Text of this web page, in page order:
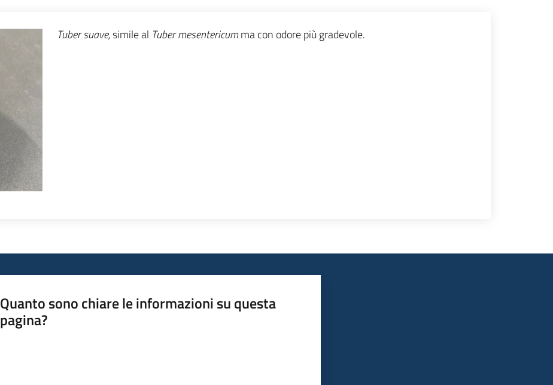
Tuber suave,simile al Tuber mesentericumma con odore più gradevole.
Quanto sono chiare le informazioni su questa
pagina?